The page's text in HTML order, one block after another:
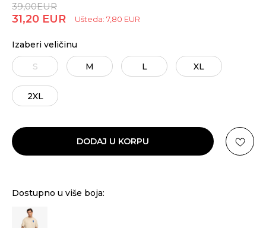
39,00EUR
31,20 EUR Ušteda: 7,80 EUR
Izaberi veličinu
S M L XL
2XL
DODAJ U KORPU
Dostupno u više boja: